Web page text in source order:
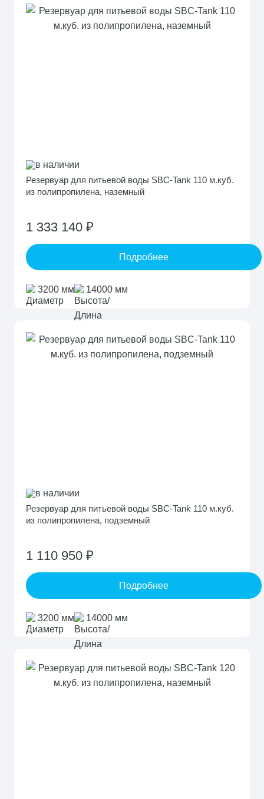
в наличии
Резервуар для питьевой воды SBC-Tank 110 м.куб.
из полипропилена, наземный
1 333 140 ₽
Подробнее
3200 мм 14000 мм
в наличии
Резервуар для питьевой воды SBC-Tank 110 м.куб.
из полипропилена, подземный
1 110 950 ₽
Подробнее
3200 мм 14000 мм